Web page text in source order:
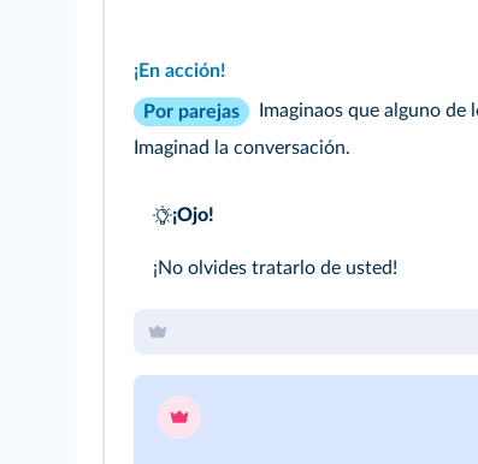
¡En acción!
Por parejas
Imaginaos que alguno
Imaginad la conversación.
¡Ojo!
¡No olvides tratarlo de usted!